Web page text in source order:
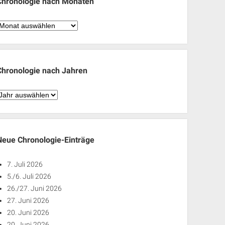
Chronologie
nach Jahren
Chronologie-Einträge
7. Juli 2026
5./6. Juli 2026
26./27. Juni 2026
27. Juni 2026
20. Juni 2026